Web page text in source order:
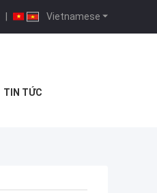
Vietnamese
|
TIN TỨC